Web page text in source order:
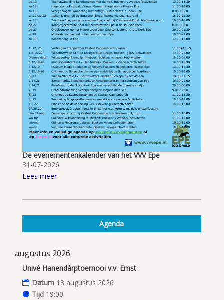
De evenementenkalender van het VVV Epe
31-07-2026
Lees meer
Agenda
augustus 2026
Univé Hanendârptoernooi v.v. Emst
Datum 18 augustus 2026
Tijd 19:00